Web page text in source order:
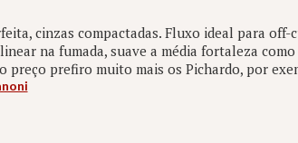
cinzas compactadas. Fluxo ideal para off-
na fumada, suave a média fortaleza
preço prefiro muito mais os Pichardo, por